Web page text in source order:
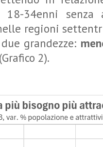
18-34enni
regioni
grandezze:
(Grafico 2).